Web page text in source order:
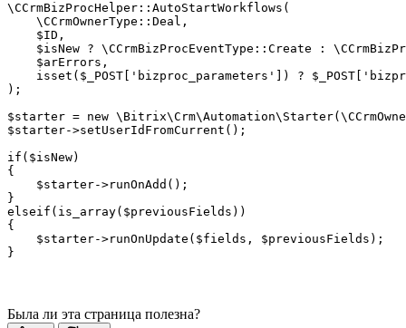
\CCrmBizProcHelper::AutoStartWorkflows(
    \CCrmOwnerType::Deal,
    $ID,
$isNew ? \CCrmBizProcEventType::Create :
    $arErrors,
isset($_POST['bizproc_parameters']) ?
);
$starter = new
$starter->setUserIdFromCurrent();
if($isNew)
{
    $starter->runOnAdd();
}
elseif(is_array($previousFields))
{
    $starter->runOnUpdate($fields, $previousFields);
Была ли эта страница полезна?